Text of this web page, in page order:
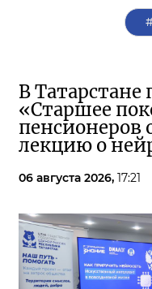
В Татарстане
«Старшее
пенсионеров
лекцию о
06 августа 2026, 17:21